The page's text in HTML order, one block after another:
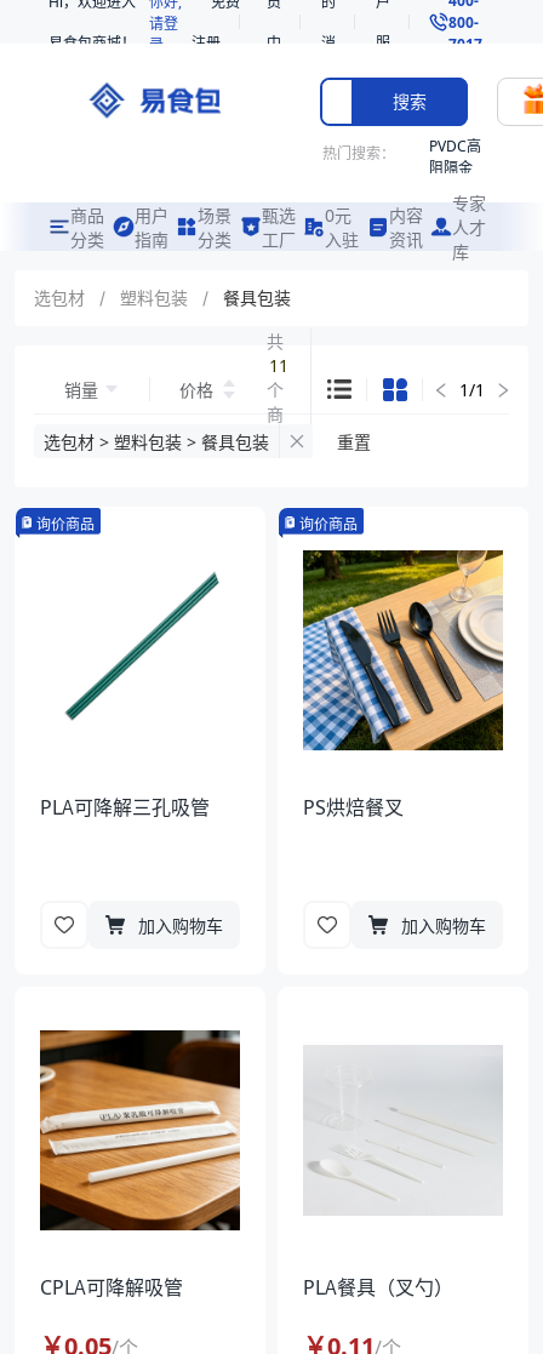
易食包商城！
请登
录
注册
中
消
息
服
务
800-
7017
搜索
热门搜索：
PVDC高
阻隔金
共挤热
收缩袋
221360
袋
拉伸膜
商品
分类
用户
指南
场景
分类
甄选
工厂
0元
入驻
内容
资讯
专家
人才
库
选包材 / 塑料包装 / 餐具包装
销量 价格
共
11
个
商
品
1/1
选包材 > 塑料包装 > 餐具包装 重置
询价商品
PLA可降解三孔吸管
加入购物车
询价商品
PS烘焙餐叉
加入购物车
CPLA可降解吸管
￥0.05/个
PLA餐具（叉勺）
￥0.11/个